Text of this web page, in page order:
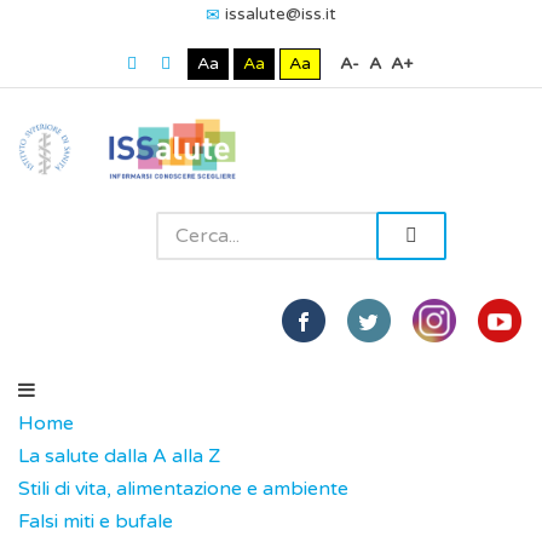
issalute@iss.it
Aa Aa Aa A- A A+
Home
La salute dalla A alla Z
Stili di vita, alimentazione e ambiente
Falsi miti e bufale